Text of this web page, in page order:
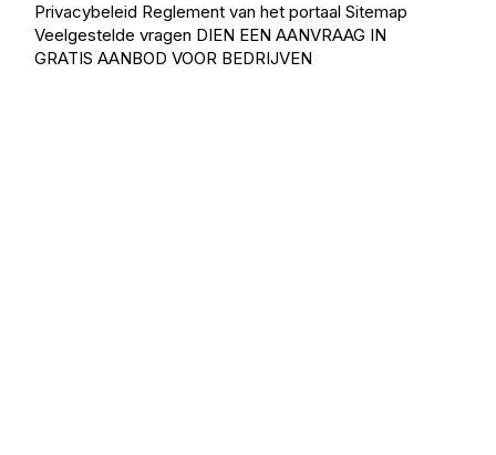
Privacybeleid Reglement van het portaal Sitemap
Veelgestelde vragen DIEN EEN AANVRAAG IN
GRATIS AANBOD VOOR BEDRIJVEN